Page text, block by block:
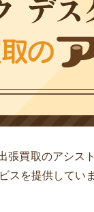
張買取のアシス
スを提供してい